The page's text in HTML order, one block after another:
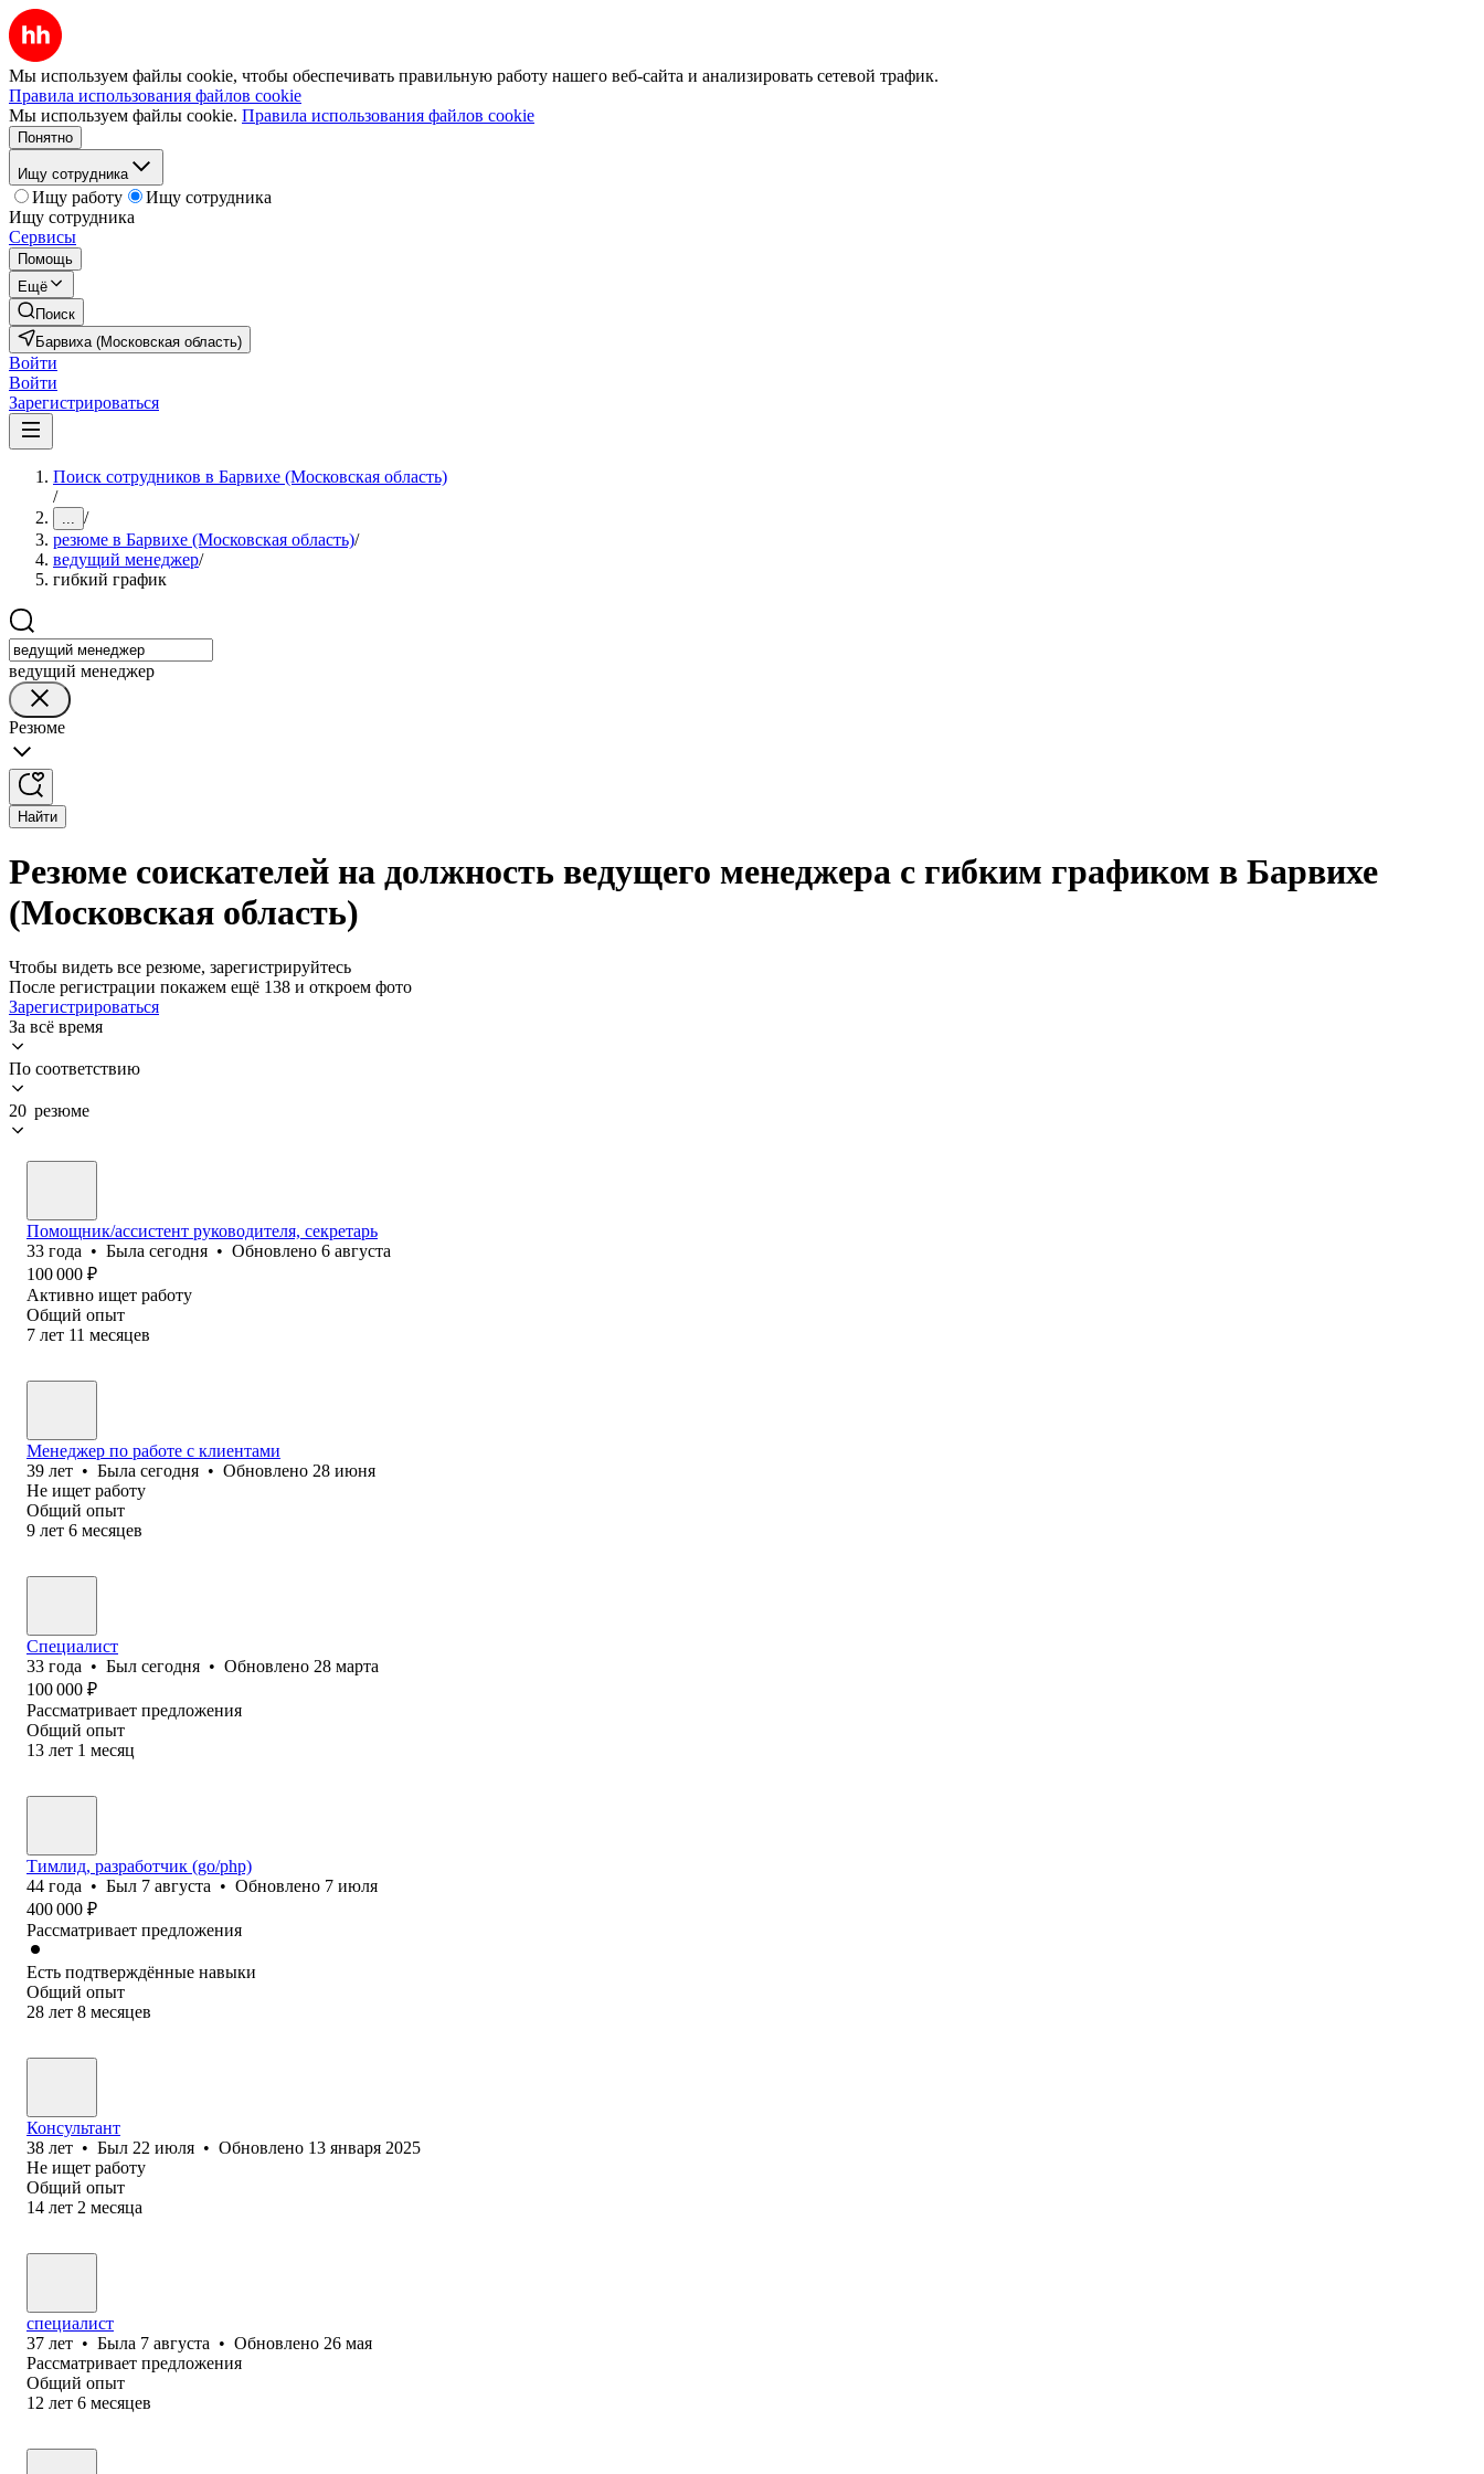
Мы используем файлы cookie, чтобы обеспечивать правильную работу нашего веб-сайта и анализировать сетевой трафик.
Правила использования файлов cookie
Мы используем файлы cookie. Правила использования файлов cookie
Понятно
Ищу сотрудника
Ищу работу
Ищу сотрудника
Ищу сотрудника
Сервисы
Помощь
Ещё
Поиск
Барвиха (Московская область)
Войти
Войти
Зарегистрироваться
Поиск сотрудников в Барвихе (Московская область)
/
... /
резюме в Барвихе (Московская область)/
ведущий менеджер/
гибкий график
ведущий менеджер
Резюме
Найти
Резюме соискателей на должность ведущего менеджера с гибким графиком в Барвихе
(Московская область)
Чтобы видеть все резюме, зарегистрируйтесь
После регистрации покажем ещё 138 и откроем фото
Зарегистрироваться
За всё время
По соответствию
20 резюме
Помощник/ассистент руководителя, секретарь
33 года • Была сегодня • Обновлено 6 августа
100 000 ₽
Активно ищет работу
Общий опыт
7 лет 11 месяцев
Менеджер по работе с клиентами
39 лет • Была сегодня • Обновлено 28 июня
Не ищет работу
Общий опыт
9 лет 6 месяцев
Специалист
33 года • Был сегодня • Обновлено 28 марта
100 000 ₽
Рассматривает предложения
Общий опыт
13 лет 1 месяц
Тимлид, разработчик (go/php)
44 года • Был 7 августа • Обновлено 7 июля
400 000 ₽
Рассматривает предложения
Есть подтверждённые навыки
Общий опыт
28 лет 8 месяцев
Консультант
38 лет • Был 22 июля • Обновлено 13 января 2025
Не ищет работу
Общий опыт
14 лет 2 месяца
специалист
37 лет • Была 7 августа • Обновлено 26 мая
Рассматривает предложения
Общий опыт
12 лет 6 месяцев